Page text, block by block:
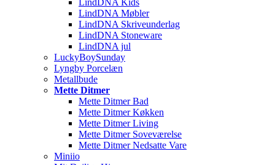
LindDNA Kids
LindDNA Møbler
LindDNA Skriveunderlag
LindDNA Stoneware
LindDNA jul
LuckyBoySunday
Lyngby Porcelæn
Metallbude
Mette Ditmer
Mette Ditmer Bad
Mette Ditmer Køkken
Mette Ditmer Living
Mette Ditmer Soveværelse
Mette Ditmer Nedsatte Vare
Miniio